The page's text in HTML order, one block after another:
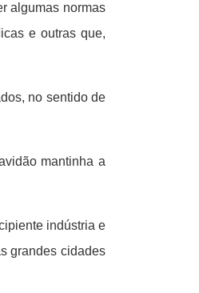
algumas normas
e outras que,
no sentido de
mantinha a
indústria e
grandes cidades